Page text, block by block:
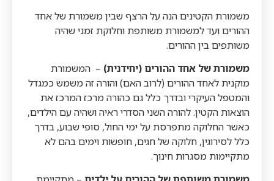
משמורת הקטינים הנה על הרצף שבין משמורת של אחד
ההורים ועד למשמורת משותפת וחלוקת זמני שהיה
משותפים בין ההורים.
משמורת של אחד ההורים (יחידנית) – המשמורת
מוקנית לאחד ההורים (לרוב האם) והורה זה משמש כמגדל
והמטפל העיקרי ובדרך כלל גם כהורה מרכז המרכז את
הוצאות הקטין. להורה השני הסדרי ראיה ושהיה עם הילדים,
כאשר החלוקה מתפרסת על ימי החול, סופי שבוע, בדרך
כלל לסירוגין, חלוקה של חגים, חופשות וימים בהם לא
מתקיימות מסגרות חינוך.